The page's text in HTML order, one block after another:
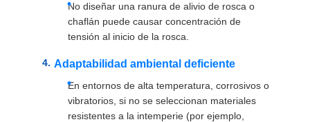
No diseñar una ranura de alivio de rosca o
chaflán puede causar concentración de
tensión al inicio de la rosca.
Adaptabilidad ambiental deficiente
En entornos de alta temperatura, corrosivos o
vibratorios, si no se seleccionan materiales
resistentes a la intemperie (por ejemplo,